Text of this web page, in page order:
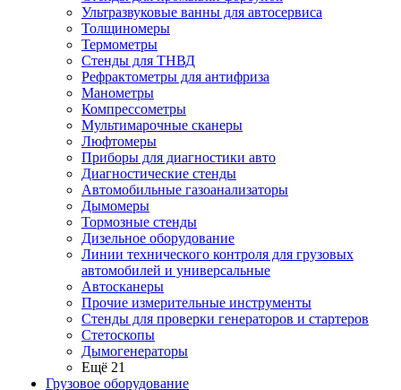
Ультразвуковые ванны для автосервиса
Толщиномеры
Термометры
Стенды для ТНВД
Рефрактометры для антифриза
Манометры
Компрессометры
Мультимарочные сканеры
Люфтомеры
Приборы для диагностики авто
Диагностические стенды
Автомобильные газоанализаторы
Дымомеры
Тормозные стенды
Дизельное оборудование
Линии технического контроля для грузовых
автомобилей и универсальные
Автосканеры
Прочие измерительные инструменты
Стенды для проверки генераторов и стартеров
Стетоскопы
Дымогенераторы
Ещё 21
Грузовое оборудование